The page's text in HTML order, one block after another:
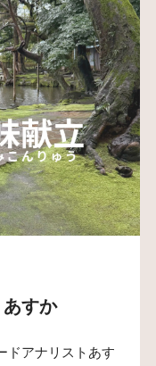
すか
ドアナリストあす